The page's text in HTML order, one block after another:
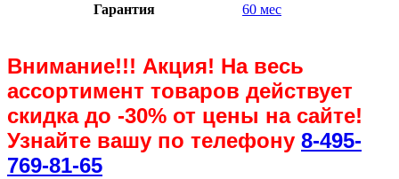
Гарантия 60 мес
Внимание!!! Акция! На весь
ассортимент товаров действует
скидка до -30% от цены на сайте!
Узнайте вашу по телефону 8-495-
769-81-65